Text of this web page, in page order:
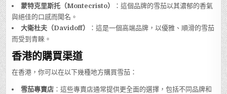
蒙特克里斯托（Montecristo）
：這個品牌的雪茄以其濃郁的香氣
與絕佳的口感而聞名。
大衛杜夫（Davidoff）
：這是一個高端品牌，以優雅、順滑的雪茄
而受到青睞。
香港的購買渠道
在香港，你可以在以下幾種地方購買雪茄：
雪茄專賣店 ：這些專賣店通常提供更全面的選擇，包括不同品牌和